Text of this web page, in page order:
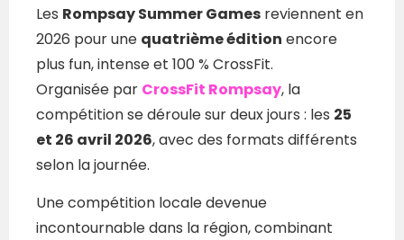
Les Rompsay Summer Games reviennent en
2026 pour une quatrième édition encore
plus fun, intense et 100 % CrossFit.
Organisée par CrossFit Rompsay, la
compétition se déroule sur deux jours : les 25
et 26 avril 2026, avec des formats différents
selon la journée.
Une compétition locale devenue
incontournable dans la région, combinant